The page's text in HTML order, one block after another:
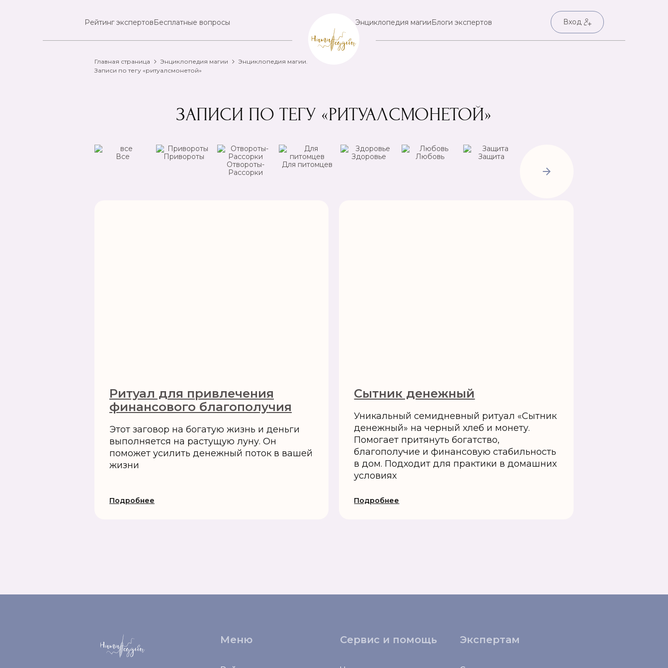
Рейтинг экспертовБесплатные вопросы Энциклопедия магииБлоги экспертов Вход
Главная страница Энциклопедия магии
Энциклопедия магии.
Записи по тегу «ритуалсмонетой»
ЗАПИСИ ПО ТЕГУ «РИТУАЛСМОНЕТОЙ»
Все
Привороты
Отвороты-
Рассорки
Для питомцев
Здоровье Любовь Защита
Ритуал для привлечения
финансового благополучия
Этот заговор на богатую жизнь и деньги
выполняется на растущую луну. Он
поможет усилить денежный поток в вашей
жизни
Подробнее
‍Сытник денежный
Уникальный семидневный ритуал «Сытник
денежный» на черный хлеб и монету.
Помогает притянуть богатство,
благополучие и финансовую стабильность
в дом. Подходит для практики в домашних
условиях
Подробнее
Меню Сервис и помощь Экспертам